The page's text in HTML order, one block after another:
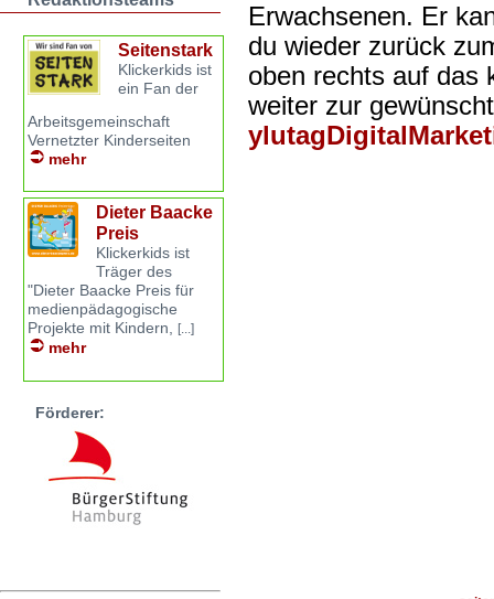
Seitenstark
Klickerkids ist
ein Fan der
Arbeitsgemeinschaft
Vernetzter Kinderseiten
mehr
Dieter Baacke
Preis
Klickerkids ist
Träger des
"Dieter Baacke Preis für
medienpädagogische
Projekte mit Kindern, [...]
mehr
Förderer:
Erwachsenen. Er
du wieder zurück
oben rechts auf das
weiter zur